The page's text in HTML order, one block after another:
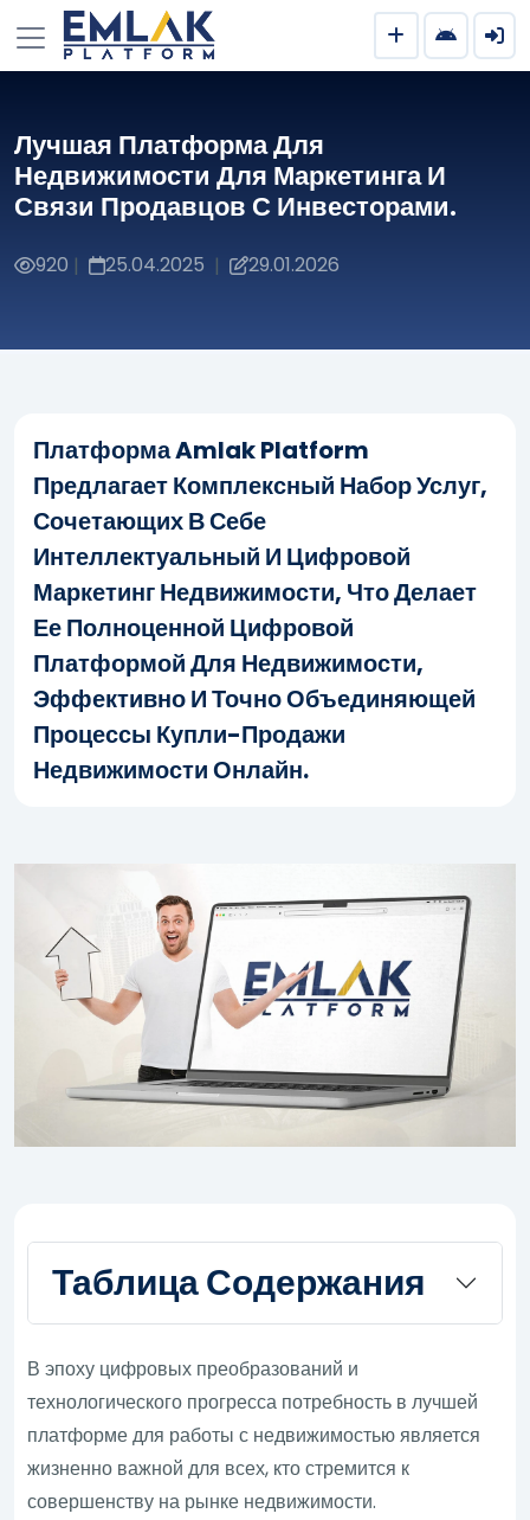
Лучшая Платформа Для
Недвижимости Для Маркетинга И
Связи Продавцов С Инвесторами.
920 | 25.04.2025 | 29.01.2026
Платформа Amlak Platform
Предлагает Комплексный Набор Услуг,
Сочетающих В Себе
Интеллектуальный И Цифровой
Маркетинг Недвижимости, Что Делает
Ее Полноценной Цифровой
Платформой Для Недвижимости,
Эффективно И Точно Объединяющей
Процессы Купли-Продажи
Недвижимости Онлайн.
Таблица Содержания
В эпоху цифровых преобразований и
технологического прогресса потребность в лучшей
платформе для работы с недвижимостью является
жизненно важной для всех, кто стремится к
совершенству на рынке недвижимости.